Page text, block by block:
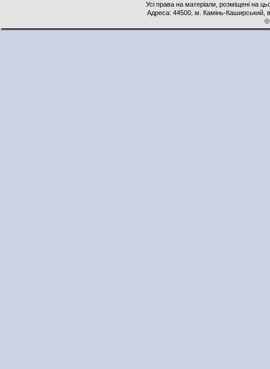
Усі права на матеріали, розміщені на
Адреса: 44500, м. Камінь-Каширський,
©